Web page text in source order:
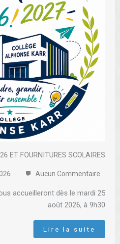
ET FOURNITURES SCOLAIRES
Aucun Commentaire
accueilleront dès le mardi 25
août 2026, à 9h30
Lire la suite